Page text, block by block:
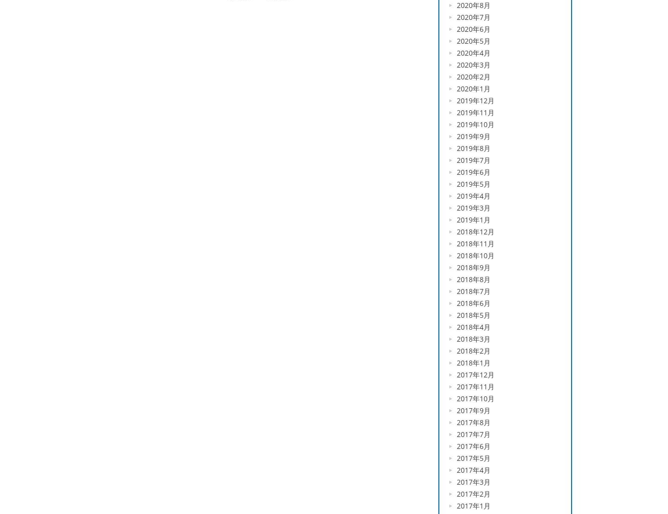
2020年8月
2020年7月
2020年6月
2020年5月
2020年4月
2020年3月
2020年2月
2020年1月
2019年12月
2019年11月
2019年10月
2019年9月
2019年8月
2019年7月
2019年6月
2019年5月
2019年4月
2019年3月
2019年1月
2018年12月
2018年11月
2018年10月
2018年9月
2018年8月
2018年7月
2018年6月
2018年5月
2018年4月
2018年3月
2018年2月
2018年1月
2017年12月
2017年11月
2017年10月
2017年9月
2017年8月
2017年7月
2017年6月
2017年5月
2017年4月
2017年3月
2017年2月
2017年1月